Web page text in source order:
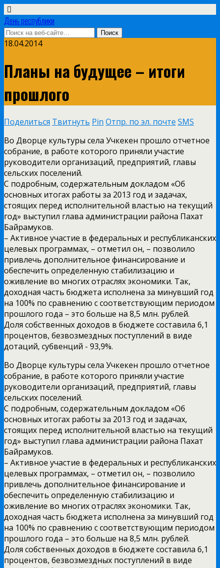
День республики
18.04.2014
Планы на будущее – итоги
прошлого
Поделиться Твитнуть Pin Отпр. по эл. почте SMS
Во Дворце культуры села Учкекен прошло отчетное
собрание, в работе которого приняли участие
руководители организаций, предприятий, главы
сельских поселений.
С подробным, содержательным докладом «Об
основных итогах работы за 2013 год и задачах,
стоящих перед исполнительной властью на текущий
год» выступил глава администрации района Пахат
Байрамуков.
– Активное участие в федеральных и республиканских
целевых программах, – отметил он, – позволило
привлечь дополнительное финансирование и
обеспечить определенную стабилизацию и
оживление во многих отраслях экономики. Так,
доходная часть бюджета исполнена за минувший год
на 100% по сравнению с соответствующим периодом
прошлого года – это больше на 8,5 млн. рублей.
Доля собственных доходов в бюджете составила 6,1
процентов, безвозмездных поступлений в виде
дотаций, субвенций -­ 93,9%.
Во Дворце культуры села Учкекен прошло отчетное
собрание, в работе которого приняли участие
руководители организаций, предприятий, главы
сельских поселений.
С подробным, содержательным докладом «Об
основных итогах работы за 2013 год и задачах,
стоящих перед исполнительной властью на текущий
год» выступил глава администрации района Пахат
Байрамуков.
– Активное участие в федеральных и республиканских
целевых программах, – отметил он, – позволило
привлечь дополнительное финансирование и
обеспечить определенную стабилизацию и
оживление во многих отраслях экономики. Так,
доходная часть бюджета исполнена за минувший год
на 100% по сравнению с соответствующим периодом
прошлого года – это больше на 8,5 млн. рублей.
Доля собственных доходов в бюджете составила 6,1
процентов, безвозмездных поступлений в виде